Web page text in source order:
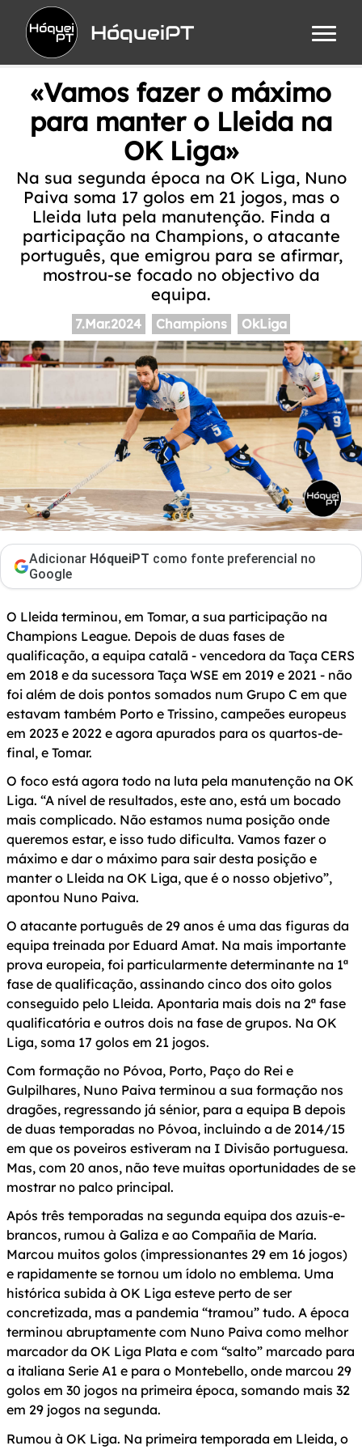
HóqueiPT
«Vamos fazer o máximo
para manter o Lleida na
OK Liga»
Na sua segunda época na OK Liga, Nuno
Paiva soma 17 golos em 21 jogos, mas o
Lleida luta pela manutenção. Finda a
participação na Champions, o atacante
português, que emigrou para se afirmar,
mostrou-se focado no objectivo da
equipa.
7.Mar.2024 Champions OkLiga
Adicionar HóqueiPT como fonte preferencial no
Google
O Lleida terminou, em Tomar, a sua participação na
Champions League. Depois de duas fases de
qualificação, a equipa catalã - vencedora da Taça CERS
em 2018 e da sucessora Taça WSE em 2019 e 2021 - não
foi além de dois pontos somados num Grupo C em que
estavam também Porto e Trissino, campeões europeus
em 2023 e 2022 e agora apurados para os quartos-de-
final, e Tomar.
O foco está agora todo na luta pela manutenção na OK
Liga. “A nível de resultados, este ano, está um bocado
mais complicado. Não estamos numa posição onde
queremos estar, e isso tudo dificulta. Vamos fazer o
máximo e dar o máximo para sair desta posição e
manter o Lleida na OK Liga, que é o nosso objetivo”,
apontou Nuno Paiva.
O atacante português de 29 anos é uma das figuras da
equipa treinada por Eduard Amat. Na mais importante
prova europeia, foi particularmente determinante na 1ª
fase de qualificação, assinando cinco dos oito golos
conseguido pelo Lleida. Apontaria mais dois na 2ª fase
qualificatória e outros dois na fase de grupos. Na OK
Liga, soma 17 golos em 21 jogos.
Com formação no Póvoa, Porto, Paço do Rei e
Gulpilhares, Nuno Paiva terminou a sua formação nos
dragões, regressando já sénior, para a equipa B depois
de duas temporadas no Póvoa, incluindo a de 2014/15
em que os poveiros estiveram na I Divisão portuguesa.
Mas, com 20 anos, não teve muitas oportunidades de se
mostrar no palco principal.
Após três temporadas na segunda equipa dos azuis-e-
brancos, rumou à Galiza e ao Compañia de María.
Marcou muitos golos (impressionantes 29 em 16 jogos)
e rapidamente se tornou um ídolo no emblema. Uma
histórica subida à OK Liga esteve perto de ser
concretizada, mas a pandemia “tramou” tudo. A época
terminou abruptamente com Nuno Paiva como melhor
marcador da OK Liga Plata e com “salto” marcado para
a italiana Serie A1 e para o Montebello, onde marcou 29
golos em 30 jogos na primeira época, somando mais 32
em 29 jogos na segunda.
Rumou à OK Liga. Na primeira temporada em Lleida, o